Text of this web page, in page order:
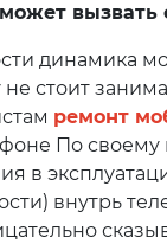
вызвать
динамика
стоит
ремонт
По
в
внутрь